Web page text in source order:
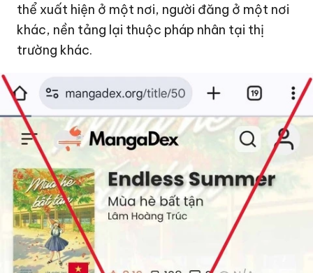
thể xuất hiện ở một nơi, người đăng ở một nơi
khác, nền tảng lại thuộc pháp nhân tại thị
trường khác.